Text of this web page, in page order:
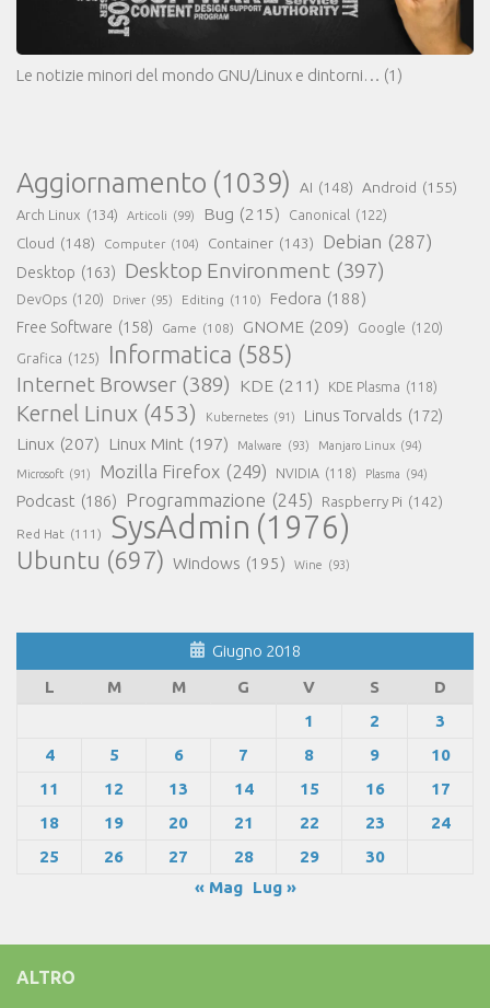
Le notizie minori del mondo GNU/Linux e dintorni… (1)
Aggiornamento (1039) AI (148) Android (155)
Arch Linux (134) Articoli (99) Bug (215) Canonical (122)
Cloud (148) Computer (104) Container (143) Debian (287)
Desktop (163) Desktop Environment (397)
DevOps (120) Driver (95) Editing (110) Fedora (188)
Free Software (158) Game (108) GNOME (209) Google (120)
Grafica (125) Informatica (585)
Internet Browser (389) KDE (211) KDE Plasma (118)
Kernel Linux (453) Kubernetes (91) Linus Torvalds (172)
Linux (207) Linux Mint (197) Malware (93) Manjaro Linux (94)
Microsoft (91) Mozilla Firefox (249) NVIDIA (118) Plasma (94)
Podcast (186) Programmazione (245) Raspberry Pi (142)
Red Hat (111) SysAdmin (1976)
Ubuntu (697) Windows (195) Wine (93)
Giugno 2018
L
M M G V S
D
1
2
3
4
5 6 7 8 9
10
11
12 13 14 15 16
17
18
19 20 21 22 23
24
25
26 27 28 29
30
« Mag
Lug »
ALTRO